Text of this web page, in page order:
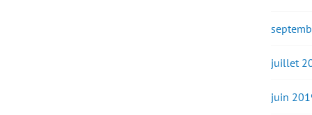
juillet
juin